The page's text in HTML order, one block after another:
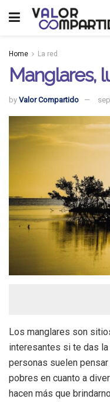
Home La red
Manglares,
by Valor Compartido
Los manglares son
interesantes si te das
personas suelen
pobres en cuanto a
hacen más que